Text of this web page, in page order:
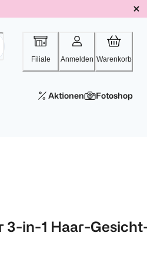
Filiale Anmelden Warenkorb
Aktionen Fotoshop
3-in-1 Haar-